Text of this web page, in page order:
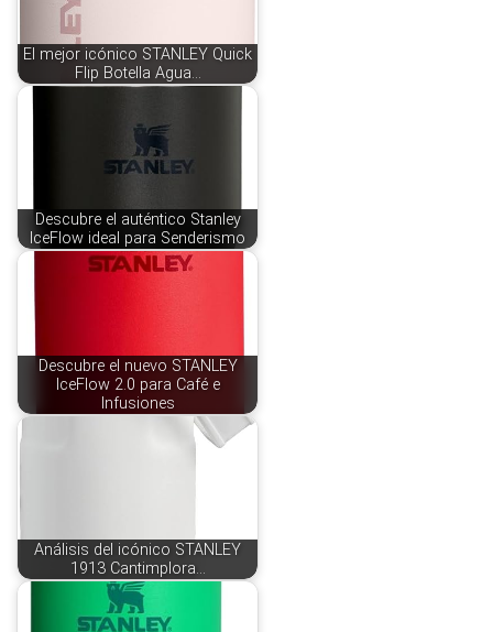
El mejor icónico STANLEY Quick
Flip Botella Agua…
Descubre el auténtico Stanley
IceFlow ideal para Senderismo
Descubre el nuevo STANLEY
IceFlow 2.0 para Café e
Infusiones
Análisis del icónico STANLEY
1913 Cantimplora…